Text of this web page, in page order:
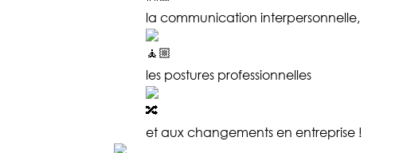
la communication interpersonnelle,
les postures professionnelles
et aux changements en entreprise !